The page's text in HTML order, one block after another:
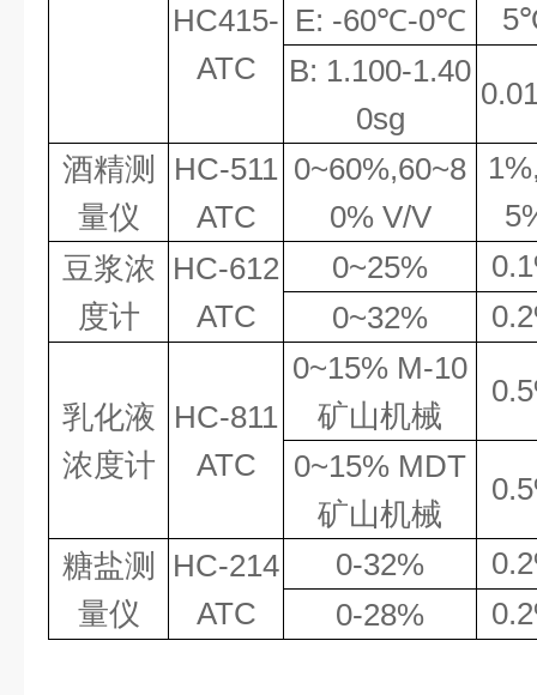
HC415-
ATC
E: -60℃-0℃ 5
B: 1.100-1.40
0sg
酒精测
量仪
HC-511
ATC
0~60%,60~8
0% V/V
1%
豆浆浓
度计
HC-612
ATC
0~25% 0.1
0~32% 0.2
乳化液
浓度计
HC-811
ATC
0~15% M-10
矿山机械
0~15% MDT
矿山机械
糖盐测
量仪
HC-214
ATC
0-32%
0-28%